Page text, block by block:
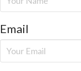
Email